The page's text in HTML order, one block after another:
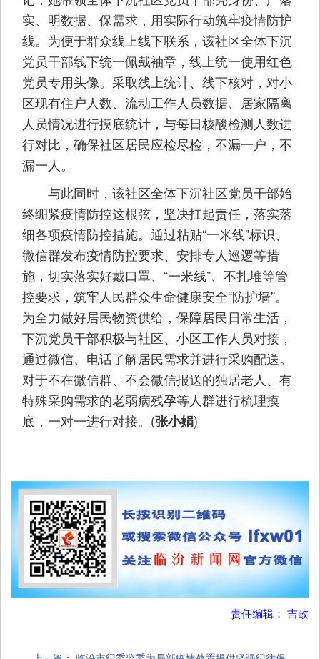
实、明数据、保需求，用实际行动筑牢疫情防护
线。为便于群众线上线下联系，该社区全体下沉
党员干部线下统一佩戴袖章，线上统一使用红色
党员专用头像。采取线上统计、线下核对，对小
区现有住户人数、流动工作人员数据、居家隔离
人员情况进行摸底统计，与每日核酸检测人数进
行对比，确保社区居民应检尽检，不漏一户，不
漏一人。
与此同时，该社区全体下沉社区党员干部始
终绷紧疫情防控这根弦，坚决扛起责任，落实落
细各项疫情防控措施。通过粘贴“一米线”标识、
微信群发布疫情防控要求、安排专人巡逻等措
施，切实落实好戴口罩、“一米线”、不扎堆等管
控要求，筑牢人民群众生命健康安全“防护墙”。
为全力做好居民物资供给，保障居民日常生活，
下沉党员干部积极与社区、小区工作人员对接，
通过微信、电话了解居民需求并进行采购配送。
对于不在微信群、不会微信报送的独居老人、有
特殊采购需求的老弱病残孕等人群进行梳理摸
底，一对一进行对接。(张小娟)
责任编辑： 吉政